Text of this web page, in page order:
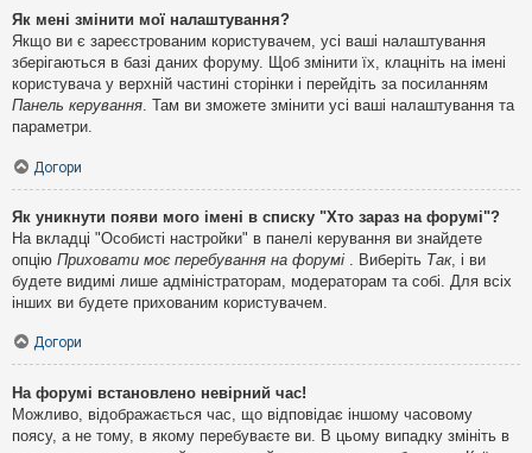
Як мені змінити мої налаштування?
Якщо ви є зареєстрованим користувачем, усі ваші налаштування
зберігаються в базі даних форуму. Щоб змінити їх, клацніть на імені
користувача у верхній частині сторінки і перейдіть за посиланням
Панель керування . Там ви зможете змінити усі ваші налаштування та
параметри.
Догори
Як уникнути появи мого імені в списку "Хто зараз на форумі"?
На вкладці "Особисті настройки" в панелі керування ви знайдете
опцію Приховати моє перебування на форумі . Виберіть Так, і ви
будете видимі лише адміністраторам, модераторам та собі. Для всіх
інших ви будете прихованим користувачем.
Догори
На форумі встановлено невірний час!
Можливо, відображається час, що відповідає іншому часовому
поясу, а не тому, в якому перебуваєте ви. В цьому випадку змініть в